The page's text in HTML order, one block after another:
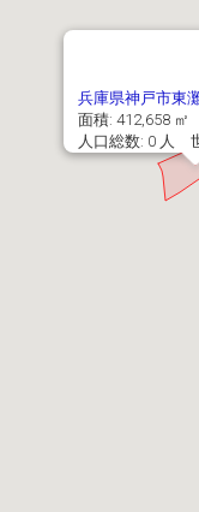
兵庫県神戸市東
面積: 412,658 ㎡
人口総数: 0 人